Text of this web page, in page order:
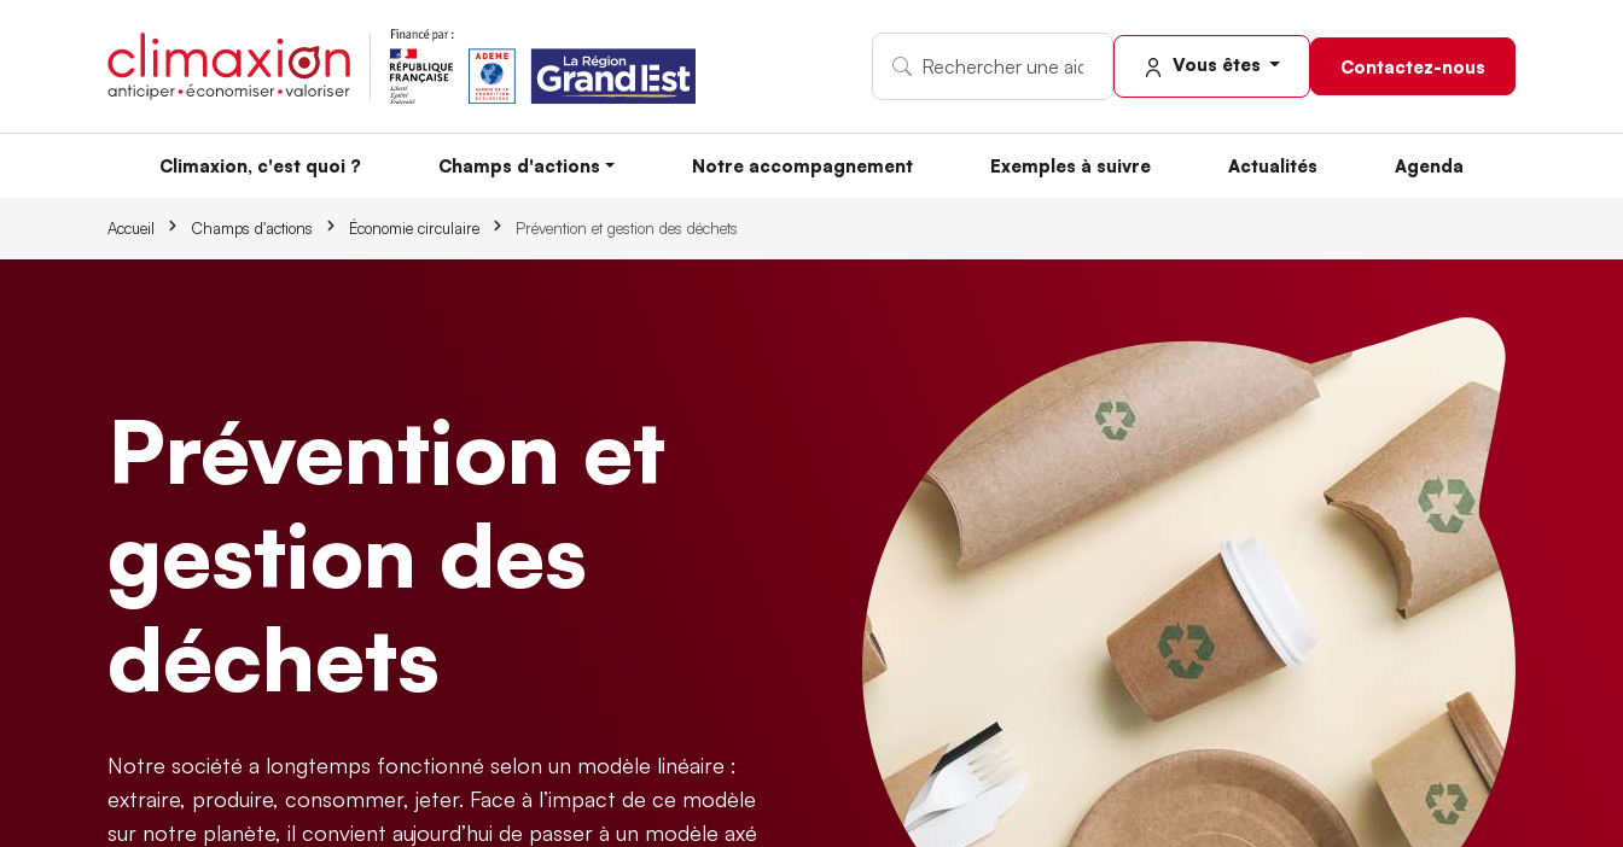
Vous êtes Contactez-nous
Climaxion, c'est quoi ? Champs d'actions Notre accompagnement Exemples à suivre Actualités Agenda
Accueil Champs d'actions Économie circulaire Prévention et gestion des déchets
Prévention et
gestion des
déchets
Notre société a longtemps fonctionné selon un modèle linéaire :
extraire, produire, consommer, jeter. Face à l’impact de ce modèle
sur notre planète, il convient aujourd’hui de passer à un modèle axé